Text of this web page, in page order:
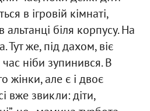
в ігровій кімнаті,
біля корпусу. На
Тут же, під дахом, віє
ніби зупинився. В
жінки, але є і двоє
вже звикли: діти,